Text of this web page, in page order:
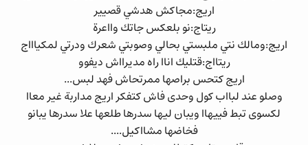
اريج:مجاكش هدشي قصيير
ريتاج:نو بلعكس جاتك وااعرة
اريج:ومالك نتي ملبستي بحالي وصوبتي شعرك ودرتي لمكياااج
ريتااج:قتليك اناا راه مديرااش ديفوو
اريج كتحس براصها ممرتحاش فهد لبس...
وصلو عند لبااب كول وحدى فاش كتفكر اريج مداربة غير معاا
لكسوى تبط فييهاا ويبان ليها سدرها طلعها علا سدرها يبانو
فخاضها مشااكيل....